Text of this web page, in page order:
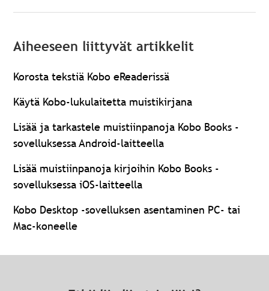
Aiheeseen liittyvät artikkelit
Korosta tekstiä Kobo eReaderissä
Käytä Kobo-lukulaitetta muistikirjana
Lisää ja tarkastele muistiinpanoja Kobo Books -
sovelluksessa Android-laitteella
Lisää muistiinpanoja kirjoihin Kobo Books -
sovelluksessa iOS-laitteella
Kobo Desktop -sovelluksen asentaminen PC- tai
Mac-koneelle